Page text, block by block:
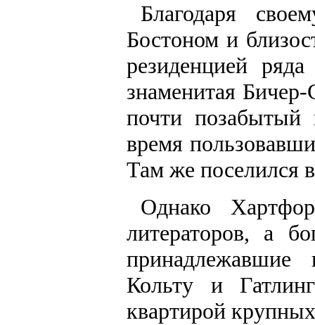
Благодаря
Бостоном и
резиденцией
знаменитая
почти
время
Там же поселился
Однако
литераторов, а
Кольту и
квартирой